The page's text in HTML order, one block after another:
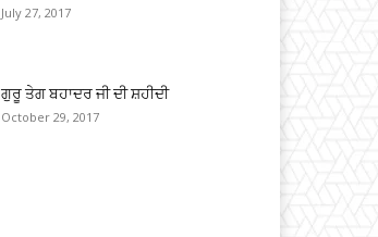
July 27, 2017
ਗੁਰੂ ਤੇਗ ਬਹਾਦਰ ਜੀ ਦੀ ਸ਼ਹੀਦੀ
October 29, 2017